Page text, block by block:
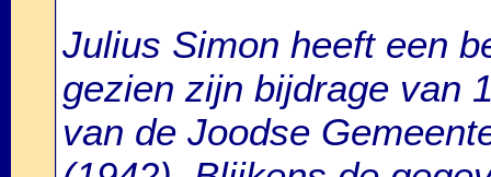
Julius Simon heeft een
gezien zijn bijdrage van
van de Joodse